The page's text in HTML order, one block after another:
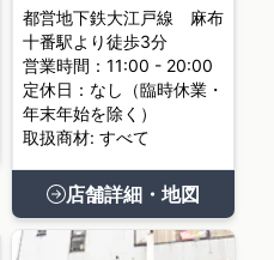
都営地下鉄大江戸線 麻布
十番駅より徒歩3分
営業時間：11:00 - 20:00
定休日：なし（臨時休業・
年末年始を除く）
取扱商材: すべて
店舗詳細・地図